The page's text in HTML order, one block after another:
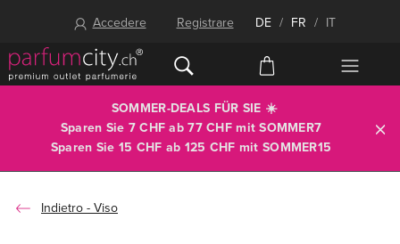
Accedere Registrare DE / FR / IT
SOMMER-DEALS FÜR SIE ☀️
Sparen Sie 7 CHF ab 77 CHF mitSOMMER7
Sparen Sie 15 CHF ab 125 CHF mit SOMMER15
Viso